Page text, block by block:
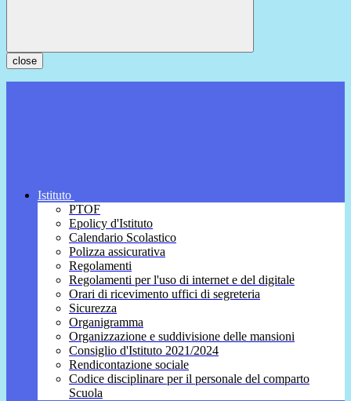
close
Istituto
PTOF
Epolicy d'Istituto
Calendario Scolastico
Polizza assicurativa
Regolamenti
Regolamenti per l'uso di internet e del digitale
Orari di ricevimento uffici di segreteria
Sicurezza
Organigramma
Organizzazione e suddivisione delle mansioni
Consiglio d'Istituto 2021/2024
Rendicontazione sociale
Codice disciplinare per il personale del comparto
Scuola